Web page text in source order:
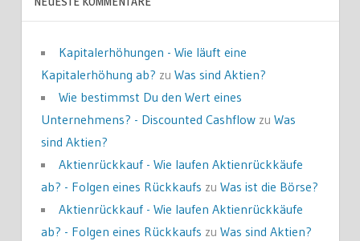
Kapitalerhöhungen - Wie läuft eine
Kapitalerhöhung ab? zu Was sind Aktien?
Wie bestimmst Du den Wert eines
Unternehmens? - Discounted Cashflowzu Was
sind Aktien?
Aktienrückkauf - Wie laufen Aktienrückkäufe
ab? - Folgen eines Rückkaufs zu Was ist die Börse?
Aktienrückkauf - Wie laufen Aktienrückkäufe
ab? - Folgen eines Rückkaufs zu Was sind Aktien?